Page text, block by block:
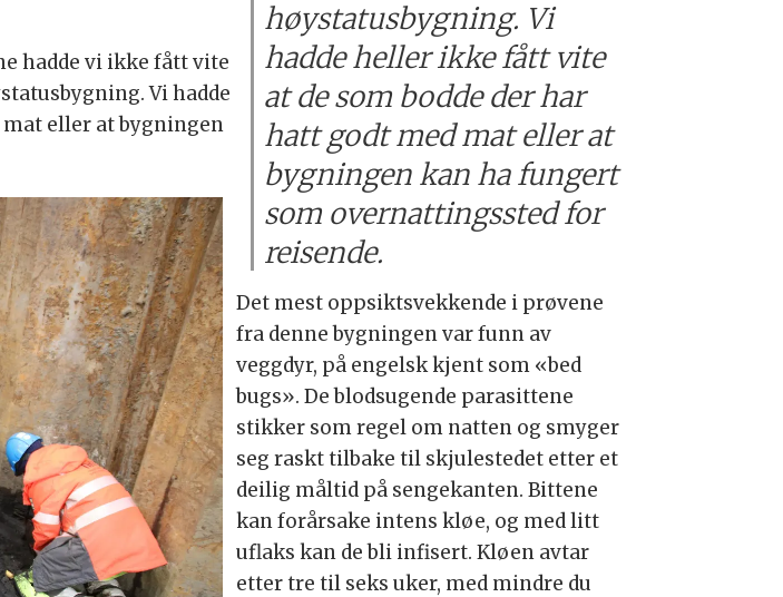
høystatusbygning. Vi
hadde heller ikke fått vite
at de som bodde der har
hatt godt med mat eller at
bygningen kan ha fungert
som overnattingssted for
reisende.
hadde vi ikke fått vite
Vi hadde
eller at bygningen
Det mest oppsiktsvekkende i prøvene
fra denne bygningen var funn av
veggdyr, på engelsk kjent som «bed
bugs». De blodsugende parasittene
stikker som regel om natten og smyger
seg raskt tilbake til skjulestedet etter et
deilig måltid på sengekanten. Bittene
kan forårsake intens kløe, og med litt
uflaks kan de bli infisert. Kløen avtar
etter tre til seks uker, med mindre du